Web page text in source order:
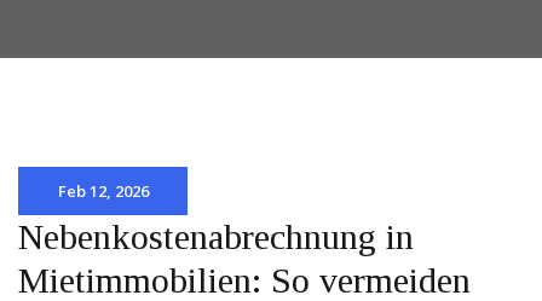
Feb 12, 2026
Nebenkostenabrechnung in
Mietimmobilien: So vermeiden